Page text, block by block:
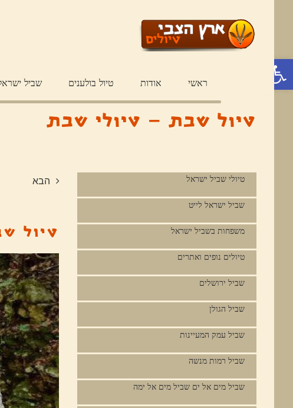
פתח סרגל נגישות
ראשי אודות טיול בולענים שביל
טיול שבת – טיולי שבת
הבא
טיול
טיולי שביל ישראל
שביל ישראל לייט
משפחות בשביל ישראל
טיולים נופים ואתרים
שביל ירושלים
שביל הגולן
שביל עמק המעיינות
שביל רמות מנשה
שביל מים אל ים שביל מים אל ימה